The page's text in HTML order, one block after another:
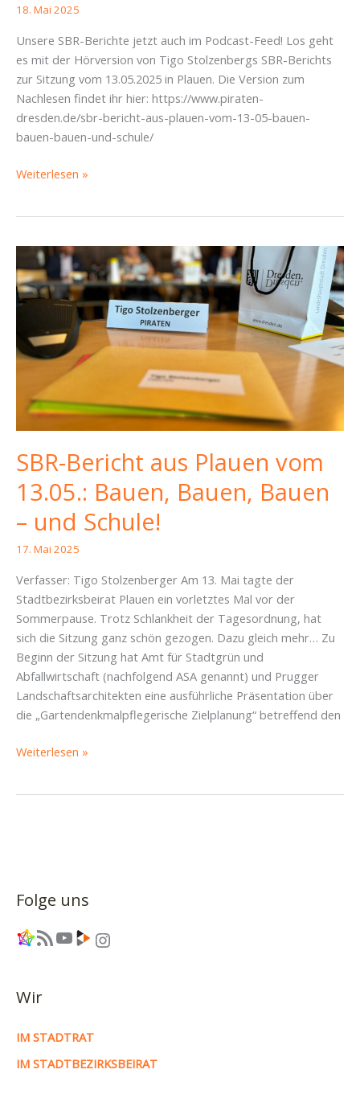
18. Mai 2025
Unsere SBR-Berichte jetzt auch im Podcast-Feed! Los geht
es mit der Hörversion von Tigo Stolzenbergs SBR-Berichts
zur Sitzung vom 13.05.2025 in Plauen. Die Version zum
Nachlesen findet ihr hier: https://www.piraten-
dresden.de/sbr-bericht-aus-plauen-vom-13-05-bauen-
bauen-bauen-und-schule/
SBR-
vom
13.05.:
Bauen,
Bauen,
–
und
Schule!
Weiterlesen »
SBR-Bericht aus Plauen vom
13.05.: Bauen, Bauen, Bauen
– und Schule!
17. Mai 2025
Verfasser: Tigo Stolzenberger Am 13. Mai tagte der
Stadtbezirksbeirat Plauen ein vorletztes Mal vor der
Sommerpause. Trotz Schlankheit der Tagesordnung, hat
sich die Sitzung ganz schön gezogen. Dazu gleich mehr… Zu
Beginn der Sitzung hat Amt für Stadtgrün und
Abfallwirtschaft (nachfolgend ASA genannt) und Prugger
Landschaftsarchitekten eine ausführliche Präsentation über
die „Gartendenkmalpflegerische Zielplanung“ betreffend den
SBR-
Bauen
und
Weiterlesen »
Folge uns
Link RSS-Feed YouTube Link Instagram
Wir
IM STADTRAT
IM STADTBEZIRKSBEIRAT